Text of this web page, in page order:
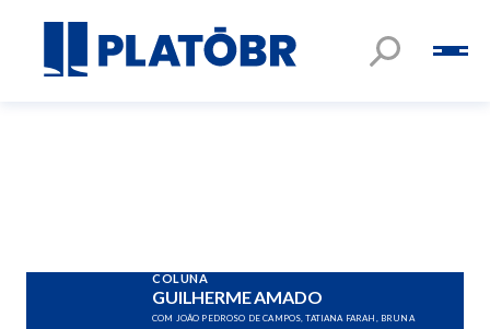
COLUNA
GUILHERME AMADO
COM JOÃO PEDROSO DE CAMPOS, TATIANA FARAH, BRUNA